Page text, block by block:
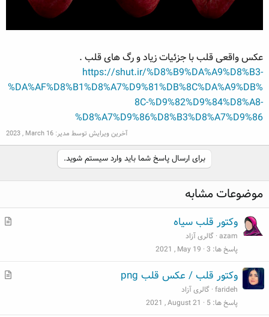
عکس واقعی قلب با جزئیات زیاد و رگ های قلب .
https://shut.ir/%D8%B9%DA%A9%D8%B3-
%DA%AF%D8%B1%D8%A7%D9%81%DB%8C%DA%A9%DB%
8C-%D9%82%D9%84%D8%A8-
%D8%A7%D9%86%D8%B3%D8%A7%D9%86
آخرین ویرایش توسط مدیر: 2023 , March 16
برای ارسال پاسخ شما باید وارد سیستم شوید.
موضوعات مشابه
م
وکتور قلب سیاه
azam گالری آزاد
پاسخ ها 3
2021 , May 19
م
وکتور قلب / عکس قلب png
farideh گالری آزاد
پاسخ ها 5
2021 , August 21